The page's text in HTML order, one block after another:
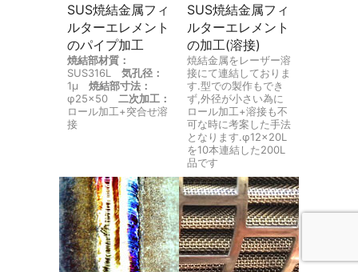
SUS焼結金属フィ
ルターエレメント
のパイプ加工
焼結部材質：
SUS316L 気孔径：
1μ 焼結部寸法：
φ25×50 二次加工：
ロール加工+突合せ溶
接
SUS焼結金属フィ
ルターエレメント
の加工(溶接)
焼結金属をレーザー溶
接にて連結しておりま
す.型での製作もでき
ず,外径が小さい為に
ロール加工+溶接も不
可な時に考案した手法
となります.φ12×20L
を10本連結した200L
品です